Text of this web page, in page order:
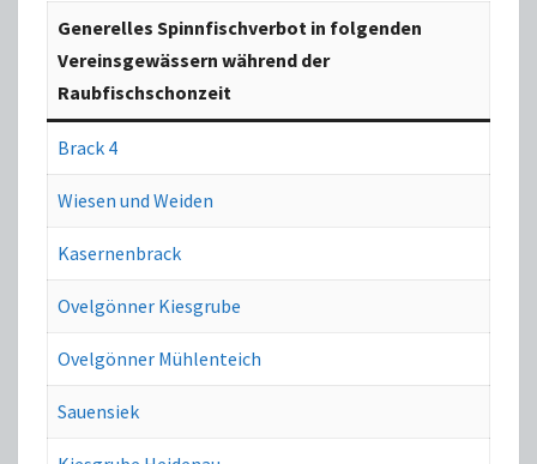
Generelles Spinnfischverbot in folgenden
Vereinsgewässern während der
Raubfischschonzeit
Brack 4
Wiesen und Weiden
Kasernenbrack
Ovelgönner Kiesgrube
Ovelgönner Mühlenteich
Sauensiek